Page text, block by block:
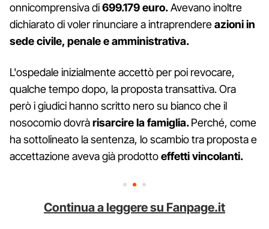
onnicomprensiva di699.179 euro.Avevano inoltre
dichiarato di voler rinunciare a intraprendereazioni in
sede civile, penale e amministrativa.
L'ospedale inizialmente accettò per poi revocare,
qualche tempo dopo, la proposta transattiva. Ora
però i giudici hanno scritto nero su bianco che il
nosocomio dovràrisarcire la famiglia.Perché, come
ha sottolineato la sentenza, lo scambio tra proposta e
accettazione aveva già prodottoeffetti vincolanti.
Continua a leggere su Fanpage.it